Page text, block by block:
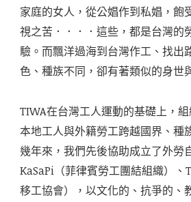
家庭的女人，從公娼作到私娼，飽
視之苦．．．．這些，都是台灣的
驗。而飄洋過海到台灣作工、找出
色、種族不同，卻有著類似的身世
TIWA在台灣工人運動的基礎上，
本地工人與外籍勞工跨越國界、種
幾年來，我們先後協助成立了外勞
KaSaPi（菲律賓勞工團結組織）、
移工協會），以文化的、抗爭的、